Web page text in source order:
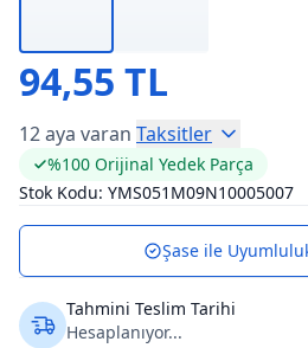
94,55 TL
12 aya varan Taksitler
%100 Orijinal Yedek Parça
Stok Kodu: YMS051M09N10005007
Şase ile
Tahmini Teslim Tarihi
Hesaplanıyor...